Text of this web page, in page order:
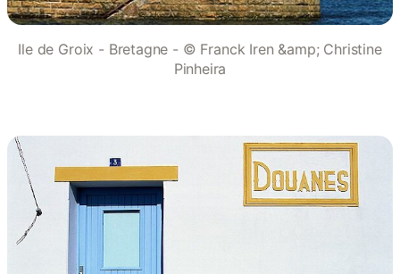
Ile de Groix - Bretagne - © Franck Iren &amp; Christine
Pinheira